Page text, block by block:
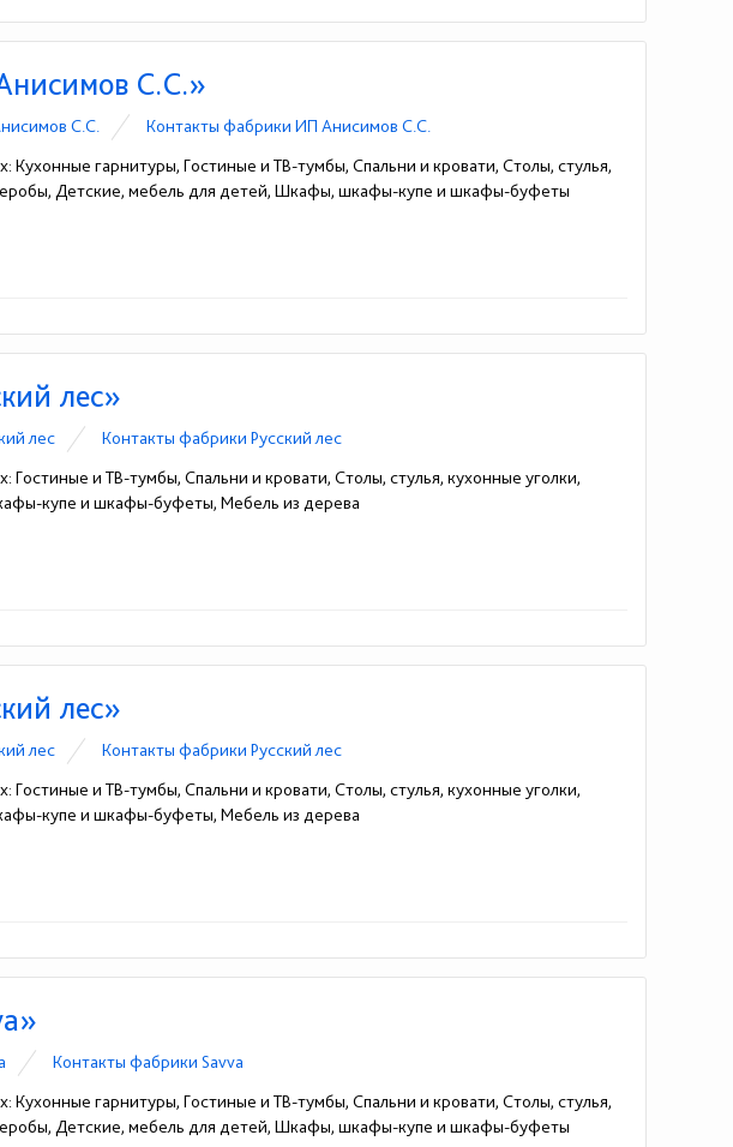
С.С.»
С.С.
Контакты фабрики ИП Анисимов С.С.
Кухонные гарнитуры, Гостиные и ТВ-тумбы, Спальни и кровати, Столы, стулья,
Детские, мебель для детей, Шкафы, шкафы-купе и шкафы-буфеты
лес»
лес
Контакты фабрики Русский лес
Гостиные и ТВ-тумбы, Спальни и кровати, Столы, стулья, кухонные уголки,
купе и шкафы-буфеты, Мебель из дерева
лес»
лес
Контакты фабрики Русский лес
Гостиные и ТВ-тумбы, Спальни и кровати, Столы, стулья, кухонные уголки,
купе и шкафы-буфеты, Мебель из дерева
Контакты фабрики Savva
Кухонные гарнитуры, Гостиные и ТВ-тумбы, Спальни и кровати, Столы, стулья,
Детские, мебель для детей, Шкафы, шкафы-купе и шкафы-буфеты